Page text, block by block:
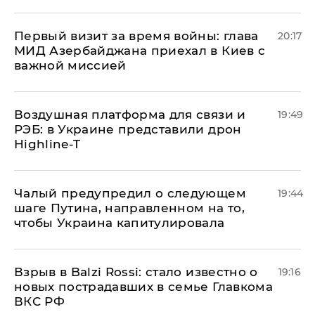
Первый визит за время войны: глава
МИД Азербайджана приехал в Киев с
важной миссией
20:17
Воздушная платформа для связи и
РЭБ: в Украине представили дрон
Highline-T
19:49
Чалый предупредил о следующем
шаге Путина, направленном на то,
чтобы Украина капитулировала
19:44
Взрыв в Balzi Rossi: стало известно о
новых пострадавших в семье Главкома
ВКС РФ
19:16